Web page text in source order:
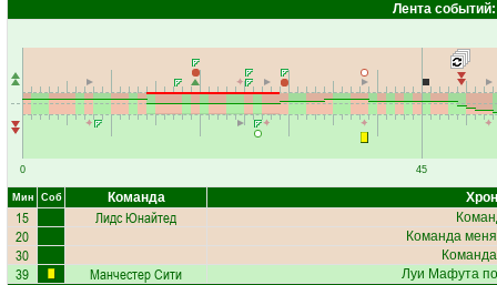
Лента событий:
0 45
Мин Соб Команда
15 Лидс Юнайтед
20 Команда
30
39 Манчестер Сити Луи Мафута